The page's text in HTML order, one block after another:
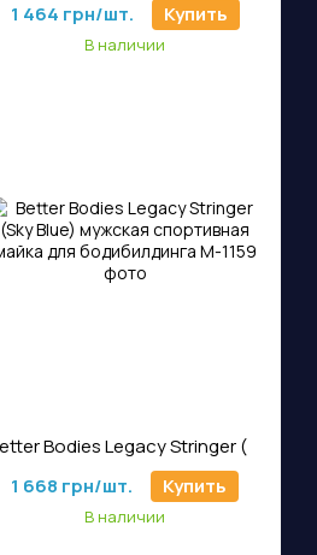
1 464 грн/шт.
Купить
В наличии
Better Bodies Legacy Stringer (Sky Blue) мужская спортивная майка для бодибилдинга
1 668 грн/шт.
Купить
В наличии